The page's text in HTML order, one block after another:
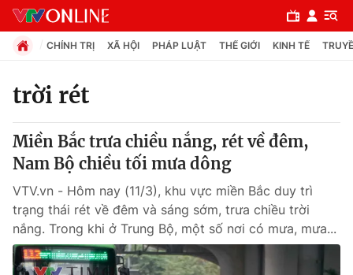
Chuyên mục
Chính trị
Xã hội
Pháp luật
CHÍNH TRỊ XÃ HỘI PHÁP LUẬT THẾ GIỚI KINH TẾ
trời rét
Miền Bắc trưa chiều nắng, rét về đêm,
Nam Bộ chiều tối mưa dông
VTV.vn - Hôm nay (11/3), khu vực miền Bắc duy trì
trạng thái rét về đêm và sáng sớm, trưa chiều trời
nắng. Trong khi ở Trung Bộ, một số nơi có mưa, mưa...